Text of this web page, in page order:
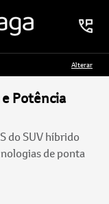
Alterar
Potência
do SUV híbrido
de ponta